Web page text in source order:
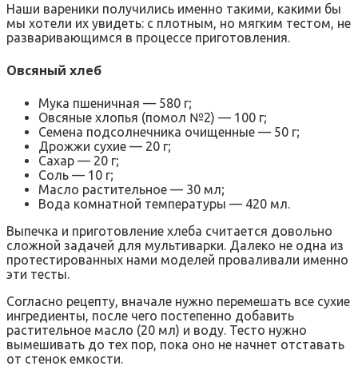
Наши вареники получились именно такими, какими бы
мы хотели их увидеть: с плотным, но мягким тестом, не
разваривающимся в процессе приготовления.
Овсяный хлеб
Мука пшеничная — 580 г;
Овсяные хлопья (помол №2) — 100 г;
Семена подсолнечника очищенные — 50 г;
Дрожжи сухие — 20 г;
Сахар — 20 г;
Соль — 10 г;
Масло растительное — 30 мл;
Вода комнатной температуры — 420 мл.
Выпечка и приготовление хлеба считается довольно
сложной задачей для мультиварки. Далеко не одна из
протестированных нами моделей проваливали именно
эти тесты.
Согласно рецепту, вначале нужно перемешать все сухие
ингредиенты, после чего постепенно добавить
растительное масло (20 мл) и воду. Тесто нужно
вымешивать до тех пор, пока оно не начнет отставать
от стенок емкости.